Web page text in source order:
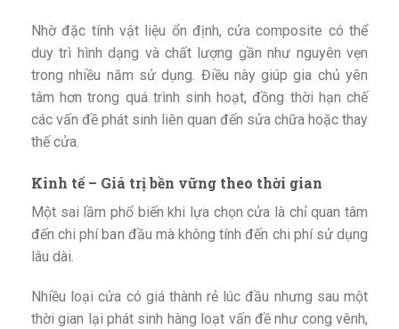
Nhờ đặc tính vật liệu ổn định, cửa composite có thể
duy trì hình dạng và chất lượng gần như nguyên vẹn
trong nhiều năm sử dụng. Điều này giúp gia chủ yên
tâm hơn trong quá trình sinh hoạt, đồng thời hạn chế
các vấn đề phát sinh liên quan đến sửa chữa hoặc thay
thế cửa.
Kinh tế – Giá trị bền vững theo thời gian
Một sai lầm phổ biến khi lựa chọn cửa là chỉ quan tâm
đến chi phí ban đầu mà không tính đến chi phí sử dụng
lâu dài.
Nhiều loại cửa có giá thành rẻ lúc đầu nhưng sau một
thời gian lại phát sinh hàng loạt vấn đề như cong vênh,